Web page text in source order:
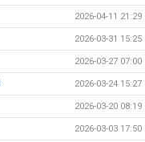
2026-04-11 21:29
2026-03-31 15:25
2026-03-27 07:00
2026-03-24 15:27
2026-03-20 08:19
2026-03-03 17:50